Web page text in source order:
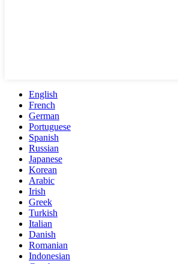
English
French
German
Portuguese
Spanish
Russian
Japanese
Korean
Arabic
Irish
Greek
Turkish
Italian
Danish
Romanian
Indonesian